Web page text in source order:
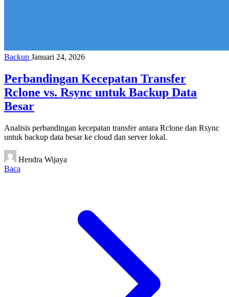
Backup Januari 24, 2026
Perbandingan Kecepatan Transfer
Rclone vs. Rsync untuk Backup Data
Besar
Analisis perbandingan kecepatan transfer antara Rclone dan Rsync
untuk backup data besar ke cloud dan server lokal.
Hendra Wijaya
Baca